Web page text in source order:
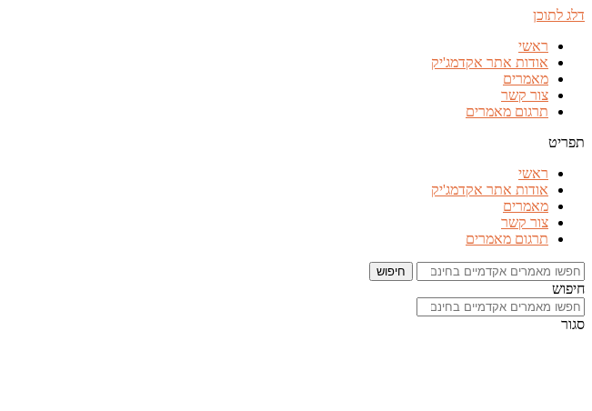
דלג לתוכן
ראשי
אודות אתר אקדמג'יק
מאמרים
צור קשר
תרגום מאמרים
תפריט
ראשי
אודות אתר אקדמג'יק
מאמרים
צור קשר
תרגום מאמרים
חיפוש
חיפוש
סגור